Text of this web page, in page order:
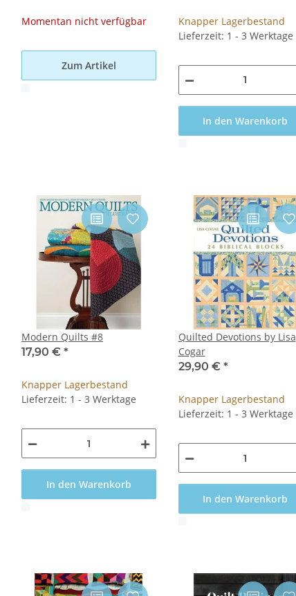
Momentan nicht verfügbar
Zum Artikel
Knapper Lagerbestand
Lieferzeit: 1 - 3 Werktage
In den Warenkorb
Modern Quilts #8
17,90 € *
Knapper Lagerbestand
Lieferzeit: 1 - 3 Werktage
In den Warenkorb
Quilted Devotions by Lisa
Cogar
29,90 € *
Knapper Lagerbestand
Lieferzeit: 1 - 3 Werktage
In den Warenkorb